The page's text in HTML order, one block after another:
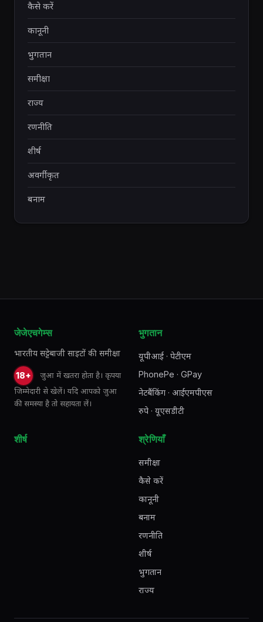
कैसे करें
कानूनी
भुगतान
समीक्षा
राज्य
रणनीति
शीर्ष
अवर्गीकृत
बनाम
जेजेएचगेम्स
भारतीय सट्टेबाजी साइटों की समीक्षा
18+
जुआ में खतरा होता है। कृपया
जिम्मेदारी से खेलें। यदि आपको जुआ
की समस्या है तो सहायता लें।
भुगतान
यूपीआई · पेटीएम
PhonePe · GPay
नेटबैंकिंग · आईएमपीएस
रुपे · यूएसडीटी
शीर्ष श्रेणियाँ
समीक्षा
कैसे करें
कानूनी
बनाम
रणनीति
शीर्ष
भुगतान
राज्य